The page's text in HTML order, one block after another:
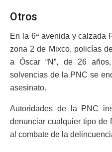
Otros
En la 6ª avenida y calzada
zona 2 de Mixco, policías
a Óscar “N”, de 26
solvencias de la PNC se
asesinato.
Autoridades de la PNC
denunciar cualquier tipo de
al combate de la